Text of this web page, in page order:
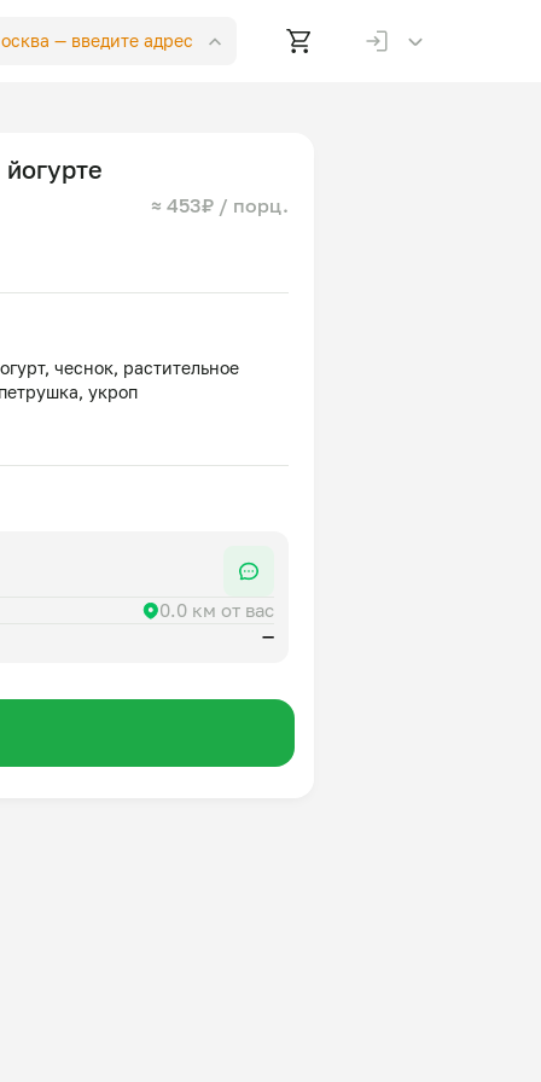
— введите адрес
≈ 453₽ / порц.
чеснок, растительное
0.0 км от вас
—